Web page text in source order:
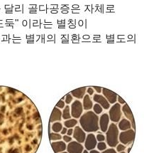
리 골다공증은 자체로
둑" 이라는 별칭이
는 별개의 질환으로 별도의